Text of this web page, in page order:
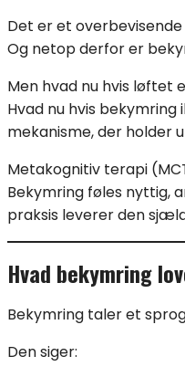
Det er et
Og netop derfor er
Men hvad nu hvis løftet
Hvad nu hvis
mekanisme, der holder
Metakognitiv terapi
Bekymring føles nyttig,
praksis leverer den
Hvad bekymring
Bekymring taler et
Den siger: